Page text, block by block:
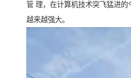
管 理，在计算机技术突飞猛进的
越来越强大。